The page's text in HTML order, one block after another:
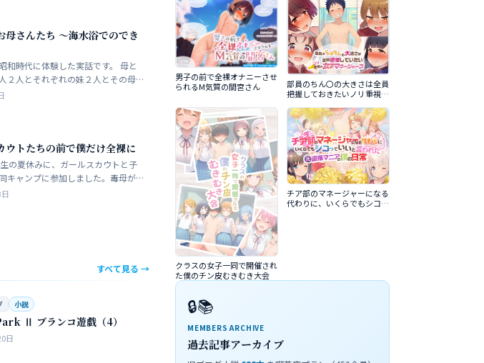
母さんたち 〜海水浴でのでき
和時代に体験した実話です。 母と
２人とそれぞれの妹２人とその母
海水浴に行きました。当時、僕は
ウトたちの前で僕だけ全裸に
の夏休みに、ガールスカウトと子
キャンプに参加しました。毒母が
んだ強制的なイベントでした。ま
すべて見る →
小説
Ⅱ ブランコ遊戯（4）
日
男子の前で全裸オナニーさせ
られるM気質の間宮さん
部員のちん〇の大きさは全員
把握しておきたいノリ重視の
クラスの女子一同で開催され
た僕のチン皮むきむき大会
チア部のマネージャーになる
代わりに、いくらでもシコっ
🔒📚
MEMBERS ARCHIVE
過去記事アーカイブ